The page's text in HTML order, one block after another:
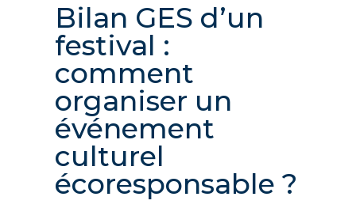
Bilan GES d’un
festival :
comment
organiser un
événement
culturel
écoresponsable ?